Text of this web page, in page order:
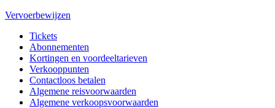
Vervoerbewijzen
Tickets
Abonnementen
Kortingen en voordeeltarieven
Verkooppunten
Contactloos betalen
Algemene reisvoorwaarden
Algemene verkoopsvoorwaarden